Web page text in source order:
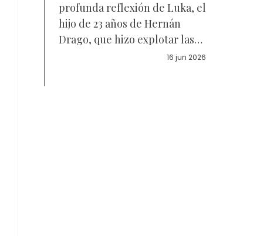
profunda reflexión de Luka, el
hijo de 23 años de Hernán
Drago, que hizo explotar las
redes sociales — Fotos16 jun 2026